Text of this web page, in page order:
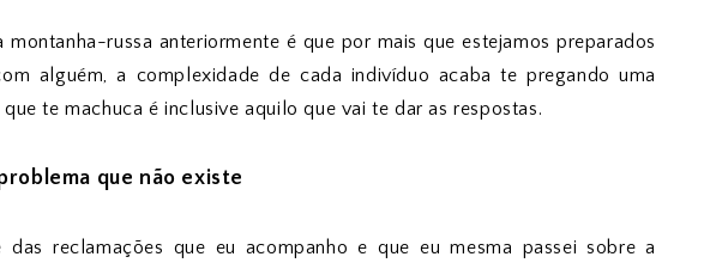
montanha-russa anteriormente é que por mais que estejamos preparados
alguém, a complexidade de cada indivíduo acaba te pregando uma
te machuca é inclusive aquilo que vai te dar as respostas.
que não existe
das reclamações que eu acompanho e que eu mesma passei sobre a